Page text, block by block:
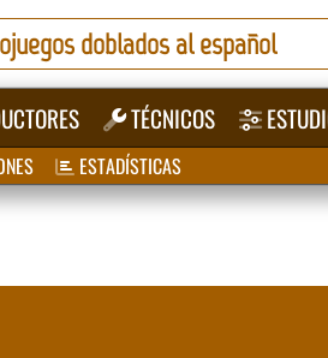
doblados al español
TÉCNICOS
ESTADÍSTICAS